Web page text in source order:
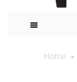
Home